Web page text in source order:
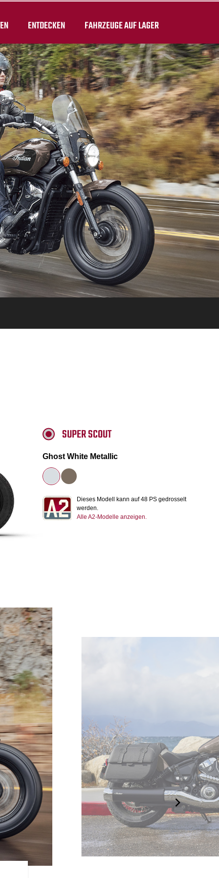
ENTDECKEN FAHRZEUGE AUF LAGER
SUPER SCOUT
Ghost White Metallic
Dieses Modell kann auf 48 PS gedrosselt
werden.
Alle A2-Modelle anzeigen.